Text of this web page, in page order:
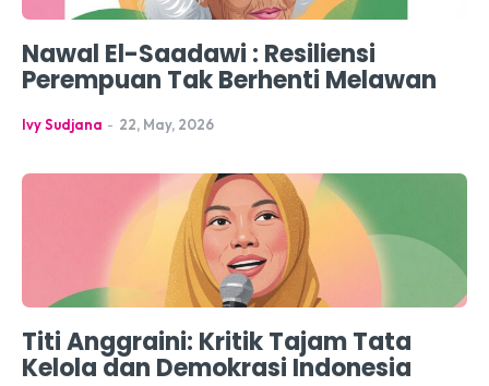
Nawal El-Saadawi : Resiliensi
Perempuan Tak Berhenti Melawan
Ivy Sudjana - 22, May, 2026
Titi Anggraini: Kritik Tajam Tata
Kelola dan Demokrasi Indonesia